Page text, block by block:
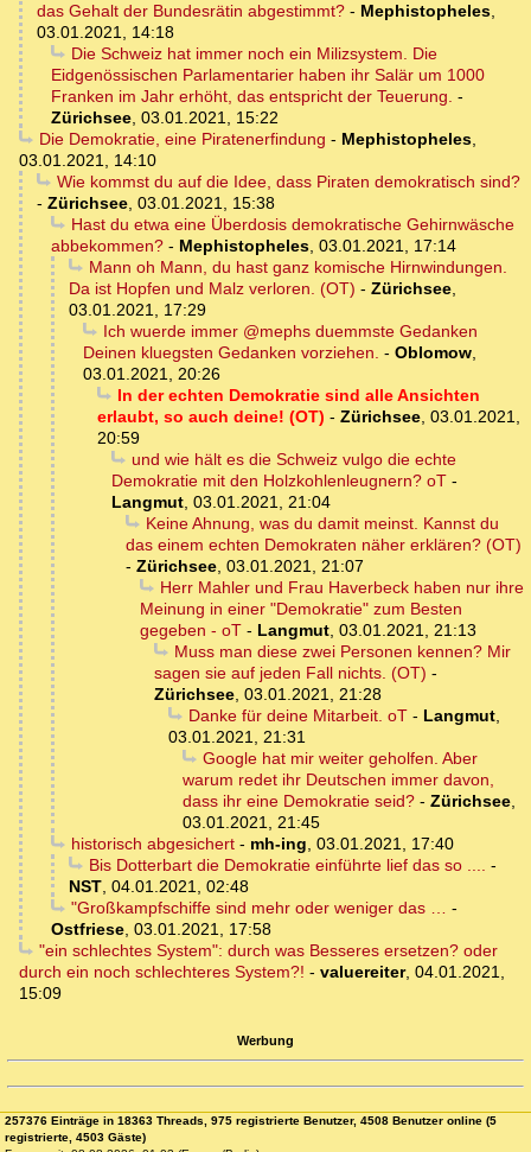
das Gehalt der Bundesrätin abgestimmt? - Mephistopheles,
03.01.2021, 14:18
Die Schweiz hat immer noch ein Milizsystem. Die
Eidgenössischen Parlamentarier haben ihr Salär um 1000
Franken im Jahr erhöht, das entspricht der Teuerung. -
Zürichsee, 03.01.2021, 15:22
Die Demokratie, eine Piratenerfindung - Mephistopheles,
03.01.2021, 14:10
Wie kommst du auf die Idee, dass Piraten demokratisch sind?
- Zürichsee, 03.01.2021, 15:38
Hast du etwa eine Überdosis demokratische Gehirnwäsche
abbekommen? - Mephistopheles, 03.01.2021, 17:14
Mann oh Mann, du hast ganz komische Hirnwindungen.
Da ist Hopfen und Malz verloren. (OT) - Zürichsee,
03.01.2021, 17:29
Ich wuerde immer @mephs duemmste Gedanken
Deinen kluegsten Gedanken vorziehen. - Oblomow,
03.01.2021, 20:26
In der echten Demokratie sind alle Ansichten
erlaubt, so auch deine! (OT) - Zürichsee, 03.01.2021,
20:59
und wie hält es die Schweiz vulgo die echte
Demokratie mit den Holzkohlenleugnern? oT -
Langmut, 03.01.2021, 21:04
Keine Ahnung, was du damit meinst. Kannst du
das einem echten Demokraten näher erklären? (OT)
- Zürichsee, 03.01.2021, 21:07
Herr Mahler und Frau Haverbeck haben nur ihre
Meinung in einer "Demokratie" zum Besten
gegeben - oT - Langmut, 03.01.2021, 21:13
Muss man diese zwei Personen kennen? Mir
sagen sie auf jeden Fall nichts. (OT) -
Zürichsee, 03.01.2021, 21:28
Danke für deine Mitarbeit. oT- Langmut,
03.01.2021, 21:31
Google hat mir weiter geholfen. Aber
warum redet ihr Deutschen immer davon,
dass ihr eine Demokratie seid? - Zürichsee,
03.01.2021, 21:45
historisch abgesichert- mh-ing, 03.01.2021, 17:40
Bis Dotterbart die Demokratie einführte lief das so .... -
NST, 04.01.2021, 02:48
"Großkampfschiffe sind mehr oder weniger das … -
Ostfriese, 03.01.2021, 17:58
"ein schlechtes System": durch was Besseres ersetzen? oder
durch ein noch schlechteres System?! - valuereiter, 04.01.2021,
15:09
Werbung
257376 Einträge in 18363 Threads, 975 registrierte Benutzer, 4508 Benutzer online (5
registrierte, 4503 Gäste)